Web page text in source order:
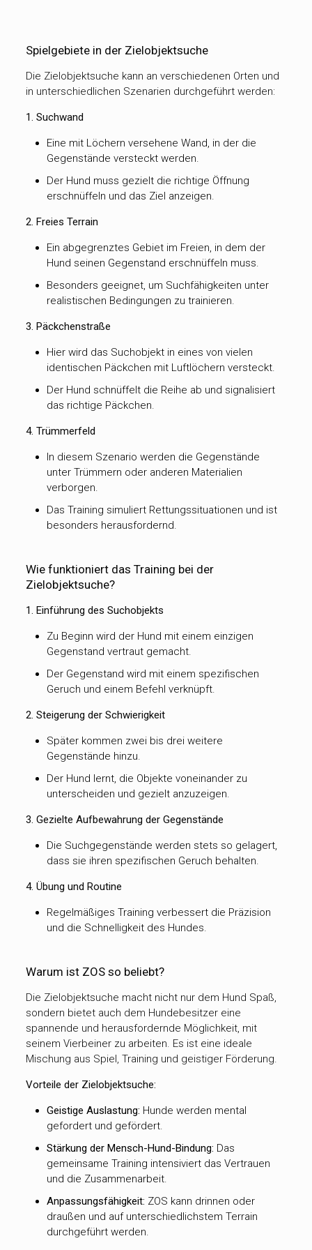
Spielgebiete in der Zielobjektsuche
Die Zielobjektsuche kann an verschiedenen Orten und
in unterschiedlichen Szenarien durchgeführt werden:
1. Suchwand
Eine mit Löchern versehene Wand, in der die
Gegenstände versteckt werden.
Der Hund muss gezielt die richtige Öffnung
erschnüffeln und das Ziel anzeigen.
2. Freies Terrain
Ein abgegrenztes Gebiet im Freien, in dem der
Hund seinen Gegenstand erschnüffeln muss.
Besonders geeignet, um Suchfähigkeiten unter
realistischen Bedingungen zu trainieren.
3. Päckchenstraße
Hier wird das Suchobjekt in eines von vielen
identischen Päckchen mit Luftlöchern versteckt.
Der Hund schnüffelt die Reihe ab und signalisiert
das richtige Päckchen.
4. Trümmerfeld
In diesem Szenario werden die Gegenstände
unter Trümmern oder anderen Materialien
verborgen.
Das Training simuliert Rettungssituationen und ist
besonders herausfordernd.
Wie funktioniert das Training bei der
Zielobjektsuche?
1. Einführung des Suchobjekts
Zu Beginn wird der Hund mit einem einzigen
Gegenstand vertraut gemacht.
Der Gegenstand wird mit einem spezifischen
Geruch und einem Befehl verknüpft.
2. Steigerung der Schwierigkeit
Später kommen zwei bis drei weitere
Gegenstände hinzu.
Der Hund lernt, die Objekte voneinander zu
unterscheiden und gezielt anzuzeigen.
3. Gezielte Aufbewahrung der Gegenstände
Die Suchgegenstände werden stets so gelagert,
dass sie ihren spezifischen Geruch behalten.
4. Übung und Routine
Regelmäßiges Training verbessert die Präzision
und die Schnelligkeit des Hundes.
Warum ist ZOS so beliebt?
Die Zielobjektsuche macht nicht nur dem Hund Spaß,
sondern bietet auch dem Hundebesitzer eine
spannende und herausfordernde Möglichkeit, mit
seinem Vierbeiner zu arbeiten. Es ist eine ideale
Mischung aus Spiel, Training und geistiger Förderung.
Vorteile der Zielobjektsuche:
Geistige Auslastung: Hunde werden mental
gefordert und gefördert.
Stärkung der Mensch-Hund-Bindung: Das
gemeinsame Training intensiviert das Vertrauen
und die Zusammenarbeit.
Anpassungsfähigkeit: ZOS kann drinnen oder
draußen und auf unterschiedlichstem Terrain
durchgeführt werden.